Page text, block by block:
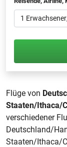
1 Erwachsener
Flüge von
Staaten/Ithaca/
verschiedener
Deutschland/
Staaten/Ithaca/